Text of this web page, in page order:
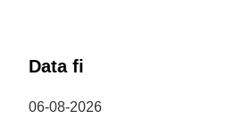
Data fi
06-08-2026